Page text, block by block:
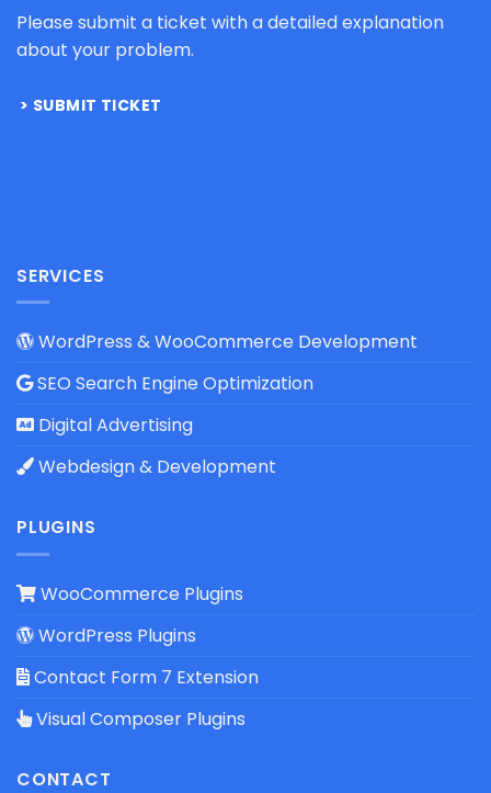
Please submit a ticket with a detailed explanation
about your problem.
SUBMIT TICKET
SERVICES
WordPress & WooCommerce Development
SEO Search Engine Optimization
Digital Advertising
Webdesign & Development
PLUGINS
WooCommerce Plugins
WordPress Plugins
Contact Form 7 Extension
Visual Composer Plugins
CONTACT